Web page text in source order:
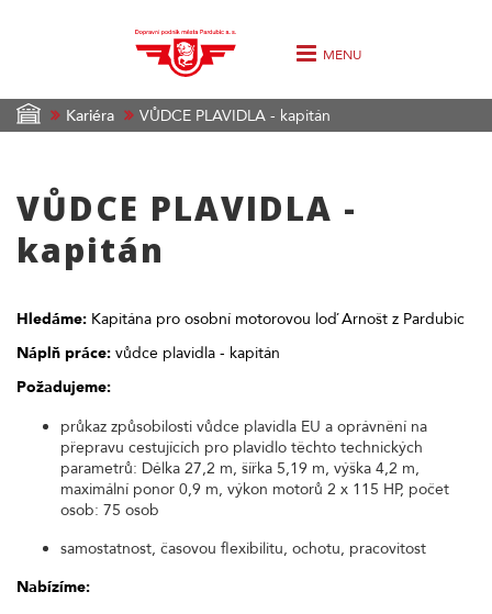
MENU
Kariéra VŮDCE PLAVIDLA - kapitán
VŮDCE PLAVIDLA -
kapitán
Hledáme: Kapitána pro osobní motorovou loď Arnošt z Pardubic
Náplň práce: vůdce plavidla - kapitán
Požadujeme:
průkaz způsobilosti vůdce plavidla EU a oprávnění na
přepravu cestujících pro plavidlo těchto technických
parametrů: Délka 27,2 m, šířka 5,19 m, výška 4,2 m,
maximální ponor 0,9 m, výkon motorů 2 x 115 HP, počet
osob: 75 osob
samostatnost, časovou flexibilitu, ochotu, pracovitost
Nabízíme: